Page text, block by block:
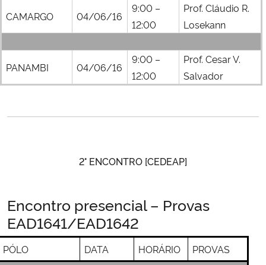
CAMARGO 04/06/16
9:00 –
12:00
Prof. Cláudio R.
Losekann
PANAMBI 04/06/16
9:00 –
12:00
Prof. Cesar V.
Salvador
2° ENCONTRO [CEDEAP]
Encontro presencial – Provas
EAD1641/EAD1642
PÓLO DATA HORÁRIO PROVAS